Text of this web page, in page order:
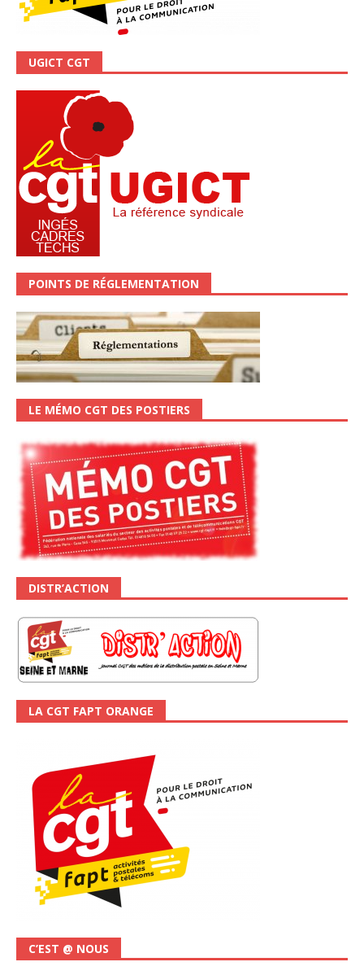
UGICT CGT
POINTS DE RÉGLEMENTATION
LE MÉMO CGT DES POSTIERS
DISTR’ACTION
LA CGT FAPT ORANGE
C’EST @ NOUS